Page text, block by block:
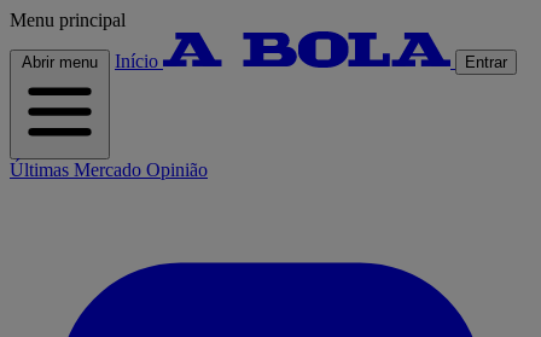
Menu principal
Abrir menu Início Entrar
Últimas Mercado Opinião